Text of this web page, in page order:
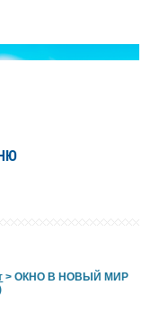
>ОКНО В НОВЫЙ МИР